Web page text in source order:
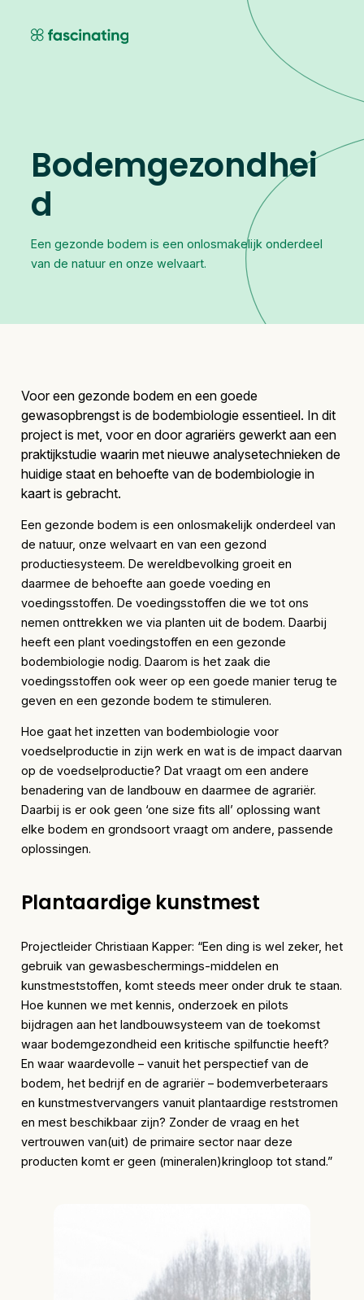
Bodemgezondhei
d
Een gezonde bodem is een onlosmakelijk onderdeel
van de natuur en onze welvaart.
Voor een gezonde bodem en een goede
gewasopbrengst is de bodembiologie essentieel. In dit
project is met, voor en door agrariërs gewerkt aan een
praktijkstudie waarin met nieuwe analysetechnieken de
huidige staat en behoefte van de bodembiologie in
kaart is gebracht.
Een gezonde bodem is een onlosmakelijk onderdeel van
de natuur, onze welvaart en van een gezond
productiesysteem. De wereldbevolking groeit en
daarmee de behoefte aan goede voeding en
voedingsstoffen. De voedingsstoffen die we tot ons
nemen onttrekken we via planten uit de bodem. Daarbij
heeft een plant voedingstoffen en een gezonde
bodembiologie nodig. Daarom is het zaak die
voedingsstoffen ook weer op een goede manier terug te
geven en een gezonde bodem te stimuleren.
Hoe gaat het inzetten van bodembiologie voor
voedselproductie in zijn werk en wat is de impact daarvan
op de voedselproductie? Dat vraagt om een andere
benadering van de landbouw en daarmee de agrariër.
Daarbij is er ook geen ‘one size fits all’ oplossing want
elke bodem en grondsoort vraagt om andere, passende
oplossingen.
Plantaardige kunstmest
Projectleider Christiaan Kapper: “Een ding is wel zeker, het
gebruik van gewasbeschermings-middelen en
kunstmeststoffen, komt steeds meer onder druk te staan.
Hoe kunnen we met kennis, onderzoek en pilots
bijdragen aan het landbouwsysteem van de toekomst
waar bodemgezondheid een kritische spilfunctie heeft?
En waar waardevolle – vanuit het perspectief van de
bodem, het bedrijf en de agrariër – bodemverbeteraars
en kunstmestvervangers vanuit plantaardige reststromen
en mest beschikbaar zijn? Zonder de vraag en het
vertrouwen van(uit) de primaire sector naar deze
producten komt er geen (mineralen)kringloop tot stand.”